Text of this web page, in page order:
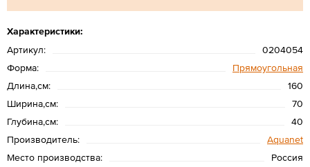
Характеристики:
Артикул:
0204054
Форма:
Прямоугольная
Длина,см:
160
Ширина,см:
70
Глубина,см:
40
Производитель:
Aquanet
Место производства:
Россия